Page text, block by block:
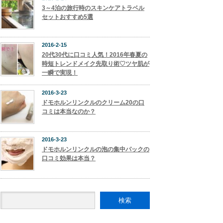
3～4泊の旅行時のスキンケアトラベル
セットおすすめ5選
2016-2-15
20代30代に口コミ人気！2016年春夏の
時短トレンドメイク先取り術♡ツヤ肌が
一瞬で実現！
2016-3-23
ドモホルンリンクルのクリーム20の口
コミは本当なのか？
2016-3-23
ドモホルンリンクルの泡の集中パックの
口コミ効果は本当？